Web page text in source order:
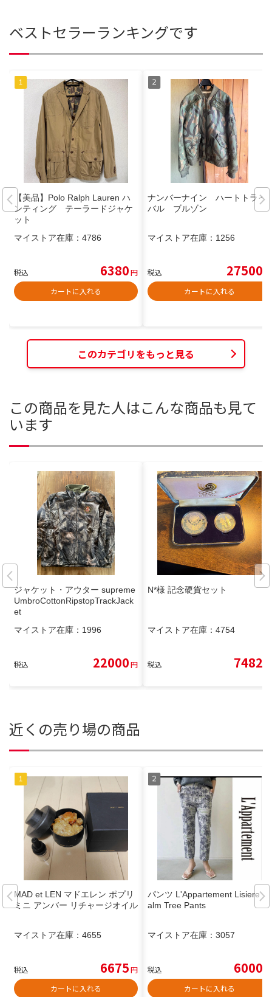
ベストセラーランキングです
【美品】Polo Ralph Lauren ハ
ンティング テーラードジャケ
ット
マイストア在庫： 4786
税込 6380円
カートに入れる
ナンバーナイン ハートトライ
バル ブルゾン
マイストア在庫： 1256
税込 27500
カートに入れる
このカテゴリをもっと見る
この商品を見た人はこんな商品も見て
います
ジャケット・アウター supreme
UmbroCottonRipstopTrackJack
et
マイストア在庫： 1996
税込 22000円
N*︎様 記念硬貨セット
マイストア在庫： 4754
税込 7482
近くの売り場の商品
MAD et LEN マドエレン ポプリ
ミニ アンバー リチャージオイル
マイストア在庫： 4655
税込 6675円
カートに入れる
パンツ L'Appartement Lisiere P
alm Tree Pants
マイストア在庫： 3057
税込 6000
カートに入れる